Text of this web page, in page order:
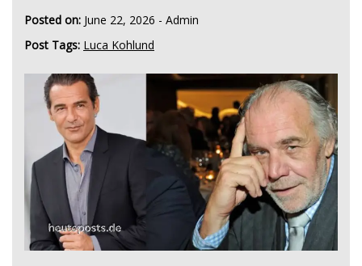
Posted on: June 22, 2026 - Admin
Post Tags: Luca Kohlund